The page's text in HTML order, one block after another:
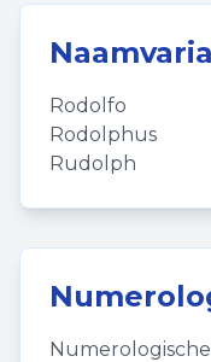
Rodolfo
Rodolphus
Rudolph